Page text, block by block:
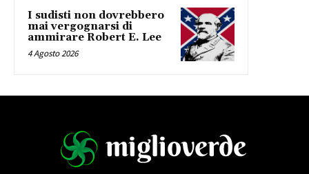
I sudisti non dovrebbero
mai vergognarsi di
ammirare Robert E. Lee
4 Agosto 2026